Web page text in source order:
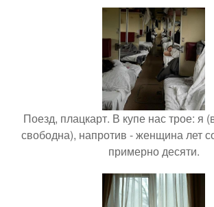
Поезд, плацкарт. В купе нас трое: я
свободна), напротив - женщина лет
примерно десяти.